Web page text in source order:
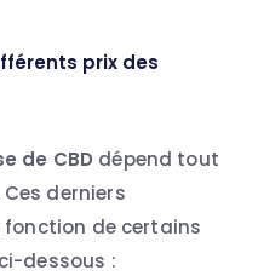
prix des
de CBD dépend tout
derniers
de certains
dessous :